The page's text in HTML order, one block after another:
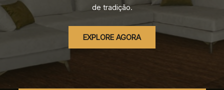
de tradição.
EXPLORE AGORA